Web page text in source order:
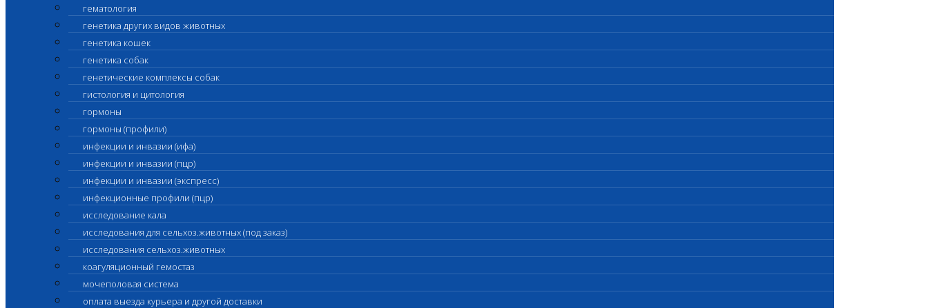
гематология
генетика других видов животных
генетика кошек
генетика собак
генетические комплексы собак
гистология и цитология
гормоны
гормоны (профили)
инфекции и инвазии (ифа)
инфекции и инвазии (пцр)
инфекции и инвазии (экспресс)
инфекционные профили (пцр)
исследование кала
исследования для сельхоз.животных (под заказ)
исследования сельхоз.животных
коагуляционный гемостаз
мочеполовая система
оплата выезда курьера и другой доставки